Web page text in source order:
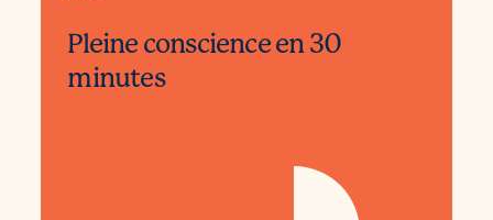
Pleine conscience en 30
minutes